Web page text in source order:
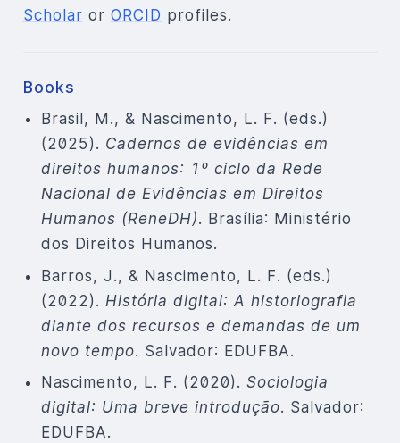
Scholar or ORCID profiles.
Books
Brasil, M., & Nascimento, L. F. (eds.)
(2025). Cadernos de evidências em
direitos humanos: 1º ciclo da Rede
Nacional de Evidências em Direitos
Humanos (ReneDH). Brasília: Ministério
dos Direitos Humanos.
Barros, J., & Nascimento, L. F. (eds.)
(2022). História digital: A historiografia
diante dos recursos e demandas de um
novo tempo. Salvador: EDUFBA.
Nascimento, L. F. (2020).Sociologia
digital: Uma breve introdução. Salvador:
EDUFBA.